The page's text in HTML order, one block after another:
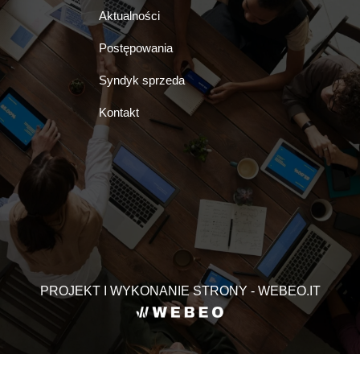
Aktualności
Postępowania
Syndyk sprzeda
Kontakt
PROJEKT I WYKONANIE STRONY - WEBEO.IT